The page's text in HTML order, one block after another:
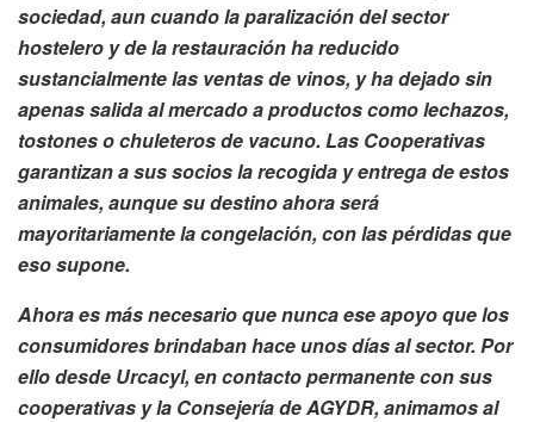
sociedad, aun cuando la paralización del sector
hostelero y de la restauración ha reducido
sustancialmente las ventas de vinos, y ha dejado sin
apenas salida al mercado a productos como lechazos,
tostones o chuleteros de vacuno. Las Cooperativas
garantizan a sus socios la recogida y entrega de estos
animales, aunque su destino ahora será
mayoritariamente la congelación, con las pérdidas que
eso supone.
Ahora es más necesario que nunca ese apoyo que los
consumidores brindaban hace unos días al sector. Por
ello desde Urcacyl, en contacto permanente con sus
cooperativas y la Consejería de AGYDR, animamos al